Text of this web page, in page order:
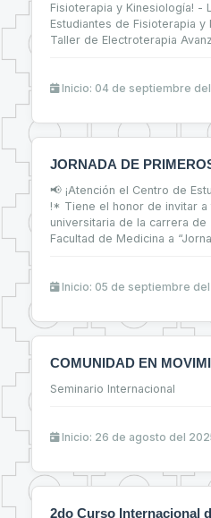
Fisioterapia y Kinesiología! -
Estudiantes de Fisioterapia y
Taller de Electroterapia
Inicio: 04 de septiembre
JORNADA DE
📢 ¡Atención el Centro de
!* Tiene el honor de invitar a
universitaria de la carrera
Facultad de Medicina a
Inicio: 05 de septiembre
COMUNIDAD EN
Seminario Internacional
Inicio: 26 de agosto del
2do Curso Internacional